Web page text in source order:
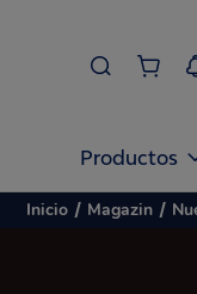
Productos
Inicio / Magazin /